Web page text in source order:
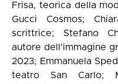
Frisa, teorica della
Gucci Cosmos;
scrittrice; Stefano
autore dell'immagine
2023; Emmanuela
teatro San Carlo;